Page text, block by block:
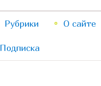
Перейти
к
Перейти
к
Рубрики О сайте
Подписка